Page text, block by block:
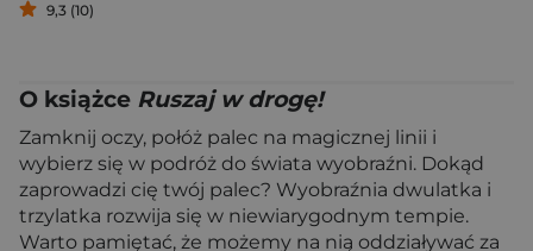
9,3 (10)
O książce Ruszaj w drogę!
Zamknij oczy, połóż palec na magicznej linii i
wybierz się w podróż do świata wyobraźni. Dokąd
zaprowadzi cię twój palec? Wyobraźnia dwulatka i
trzylatka rozwija się w niewiarygodnym tempie.
Warto pamiętać, że możemy na nią oddziaływać za